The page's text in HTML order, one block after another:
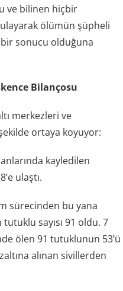
ve bilinen hiçbir
ölümün şüpheli
sonucu olduğuna
Bilançosu
merkezleri ve
ortaya koyuyor:
kayledilen
ulaştı.
sürecinden bu yana
sayısı 91 oldu. 7
ölen 91 tutuklunun 53’ü
alınan sivillerden